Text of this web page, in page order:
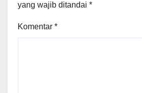
yang wajib ditandai *
Komentar *